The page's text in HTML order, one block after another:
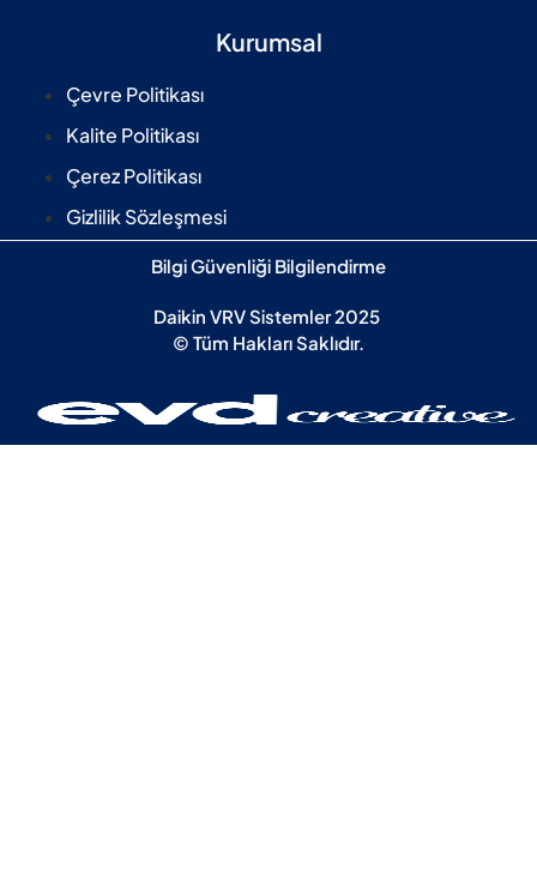
Kurumsal
Çevre Politikası
Kalite Politikası
Çerez Politikası
Gizlilik Sözleşmesi
Bilgi Güvenliği Bilgilendirme
Daikin VRV Sistemler 2025
© Tüm Hakları Saklıdır.